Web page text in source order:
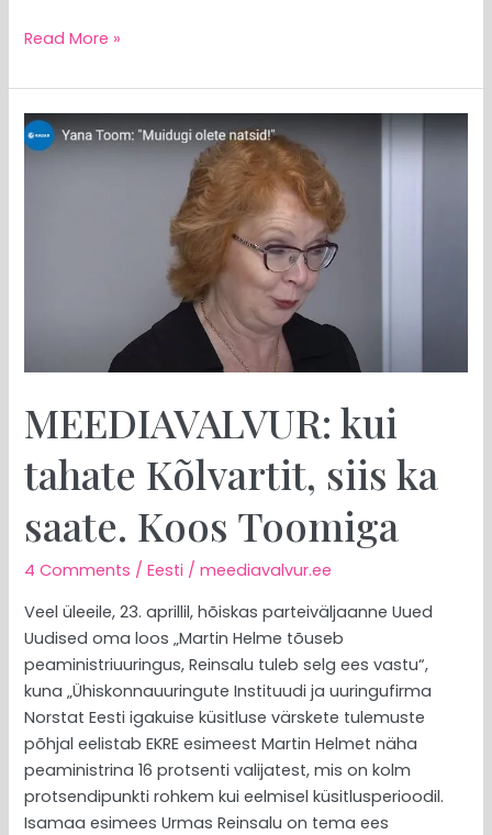
Read More »
MEEDIAVALVUR: kui
tahate Kõlvartit, siis ka
saate. Koos Toomiga
4 Comments /Eesti /meediavalvur.ee
Veel üleeile, 23. aprillil, hõiskas parteiväljaanne Uued
Uudised oma loos „Martin Helme tõuseb
peaministriuuringus, Reinsalu tuleb selg ees vastu“,
kuna „Ühiskonnauuringute Instituudi ja uuringufirma
Norstat Eesti igakuise küsitluse värskete tulemuste
põhjal eelistab EKRE esimeest Martin Helmet näha
peaministrina 16 protsenti valijatest, mis on kolm
protsendipunkti rohkem kui eelmisel küsitlusperioodil.
Isamaa esimees Urmas Reinsalu on tema ees
MEEDIAVALVUR:
kui